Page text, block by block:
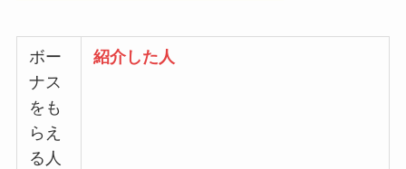
ボー
ナス
をも
らえ
る人
紹介した人